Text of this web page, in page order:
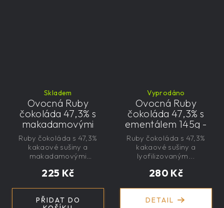
Skladem
Ovocná Ruby
čokoláda 47,3% s
makadamovými
ořechy 145g - velká,
řemeslná,
exkluzivní, dárková
225 Kč
PŘIDAT DO
Ruby čokoláda s 47,3%
kakaové sušiny a
makadamovými
Vyprodáno
Ovocná Ruby
čokoláda 47,3% s
ementálem 145g -
velká, řemeslná,
exkluzivní, dárková
280 Kč
DETAIL
Ruby čokoláda s 47,3%
kakaové sušiny a
lyofilizovaným...